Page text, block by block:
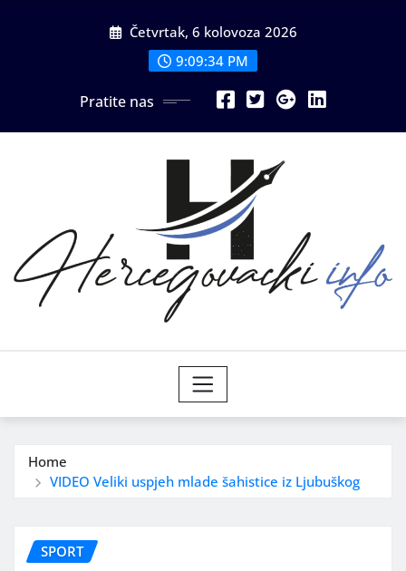
Četvrtak, 6 kolovoza 2026
9:09:36 PM
Pratite nas
Home
VIDEO Veliki uspjeh mlade šahistice iz Ljubuškog
SPORT